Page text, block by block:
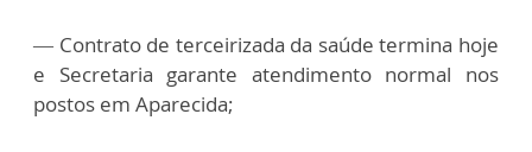
— Contrato de terceirizada da saúde termina hoje
e Secretaria garante atendimento normal nos
postos em Aparecida;